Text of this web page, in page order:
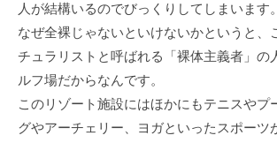
⼈が結構いるのでびっくりしてしまいます。
なぜ全裸じゃないといけないかというと、
チュラリストと呼ばれる「裸体主義者」の
ルフ場だからなんです。
このリゾート施設にはほかにもテニスやプ
グやアーチェリー、ヨガといったスポーツ